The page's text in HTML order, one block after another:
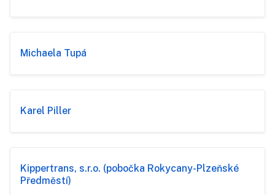
Michaela Tupá
Karel Piller
Kippertrans, s.r.o. (pobočka Rokycany-Plzeňské
Předměstí)